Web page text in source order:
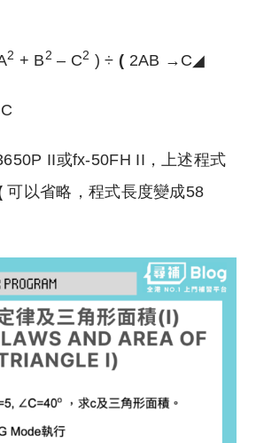
2 + B 2 – C2 ) ÷ ( 2AB →C◢
II或fx-50FH II，上述程式
可以省略，程式長度變成58